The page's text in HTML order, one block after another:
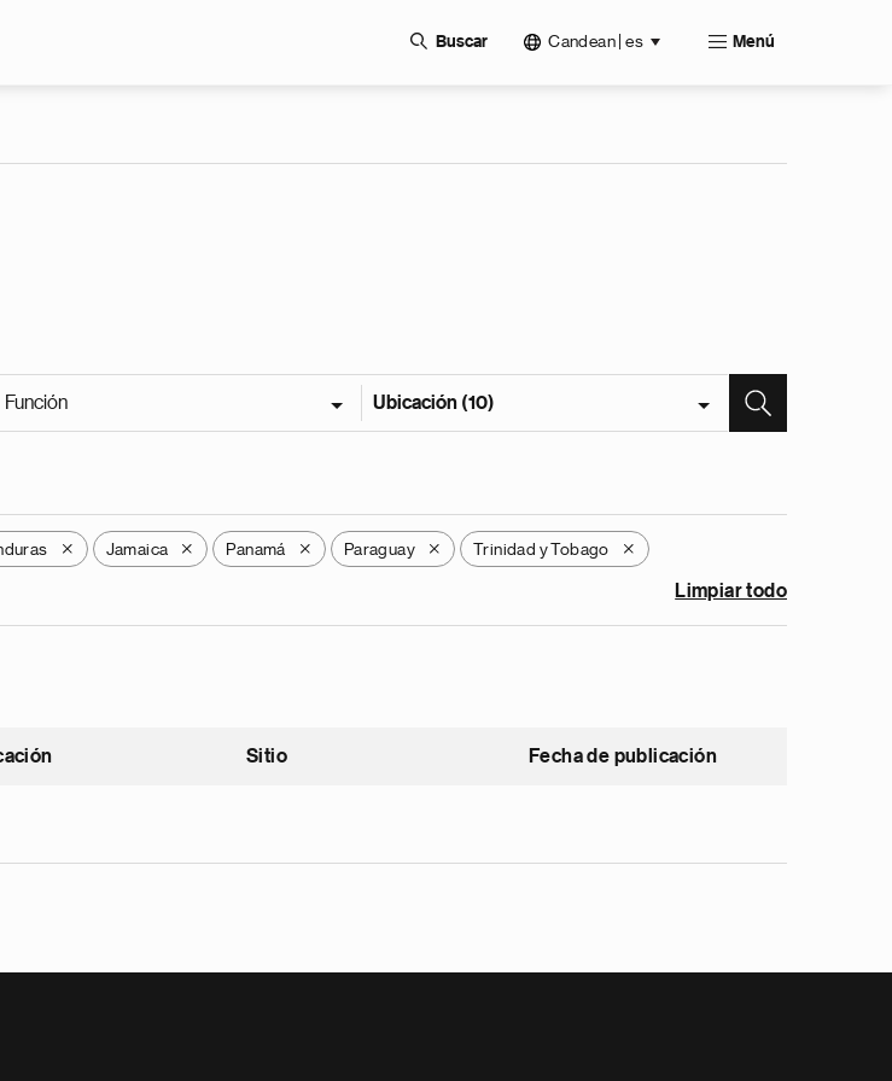
Buscar Candean | es Menú
Función Ubicación (10)
X Jamaica X Panamá X Paraguay X Trinidad y Tobago X
Limpiar todo
Sitio Fecha de publicación